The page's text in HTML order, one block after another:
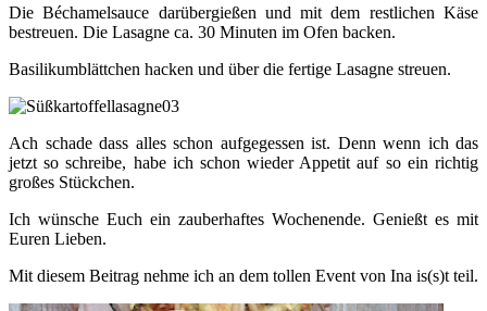
Die Béchamelsauce darübergießen und mit dem restlichen Käse
bestreuen. Die Lasagne ca. 30 Minuten im Ofen backen.
Basilikumblättchen hacken und über die fertige Lasagne streuen.
Ach schade dass alles schon aufgegessen ist. Denn wenn ich das
jetzt so schreibe, habe ich schon wieder Appetit auf so ein richtig
großes Stückchen.
Ich wünsche Euch ein zauberhaftes Wochenende. Genießt es mit
Euren Lieben.
Mit diesem Beitrag nehme ich an dem tollen Event von Ina is(s)t teil.